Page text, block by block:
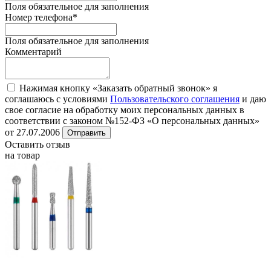
Поля обязательное для заполнения
Номер телефона*
Поля обязательное для заполнения
Комментарий
Нажимая кнопку «Заказать обратный звонок» я
соглашаюсь с условиями Пользовательского соглашения и даю
свое согласие на обработку моих персональных данных в
соответствии с законом №152-ФЗ «О персональных данных»
от 27.07.2006
Отправить
Оставить отзыв
на товар